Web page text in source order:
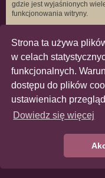
Strona ta używa
w celach
funkcjonalnych.
dostępu do plików
ustawieniach
Dowiedz się więcej
gdzie jest wyjaśnionych
funkcjonowania witryny.
Zarejestruj się
ForumLGBT
Technologię dostarcza
Polski
Pro Ubuntu Lucid Style